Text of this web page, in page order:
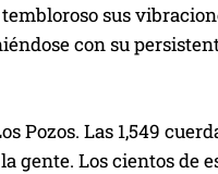
sus
con su
Pozos. Las 1,549
gente. Los cientos